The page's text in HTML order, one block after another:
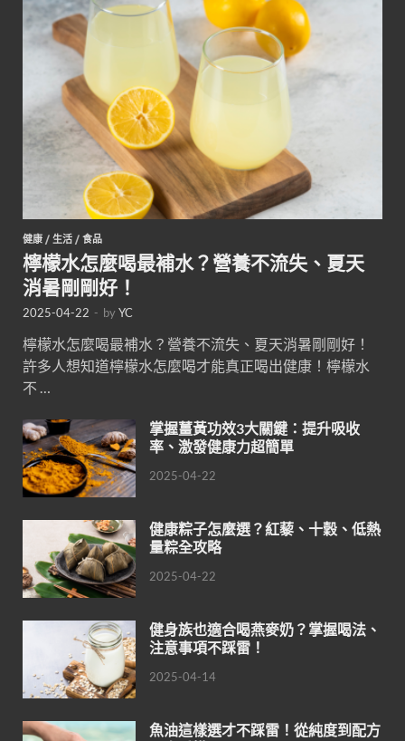
健康 / 生活 / 食品
檸檬水怎麼喝最補水？營養不流失、夏天
消暑剛剛好！
2025-04-22 - byYC
檸檬水怎麼喝最補水？營養不流失、夏天消暑剛剛好！
許多人想知道檸檬水怎麼喝才能真正喝出健康！檸檬水
不 …
掌握薑黃功效3大關鍵：提升吸收
率、激發健康力超簡單
2025-04-22
健康粽子怎麼選？紅藜、十穀、低熱
量粽全攻略
2025-04-22
健身族也適合喝燕麥奶？掌握喝法、
注意事項不踩雷！
2025-04-14
魚油這樣選才不踩雷！從純度到配方